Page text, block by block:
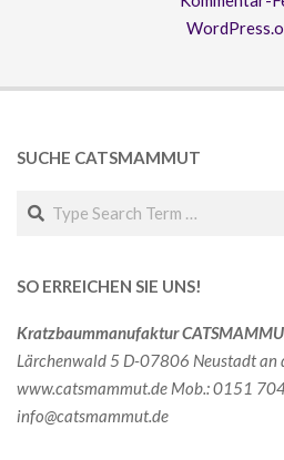
SUCHE CATSMAMMUT
Search
SO ERREICHEN SIE UNS!
Kratzbaummanufaktur
Lärchenwald 5 D-07806 Neustadt an
www.catsmammut.de Mob.: 0151
info@catsmammut.de